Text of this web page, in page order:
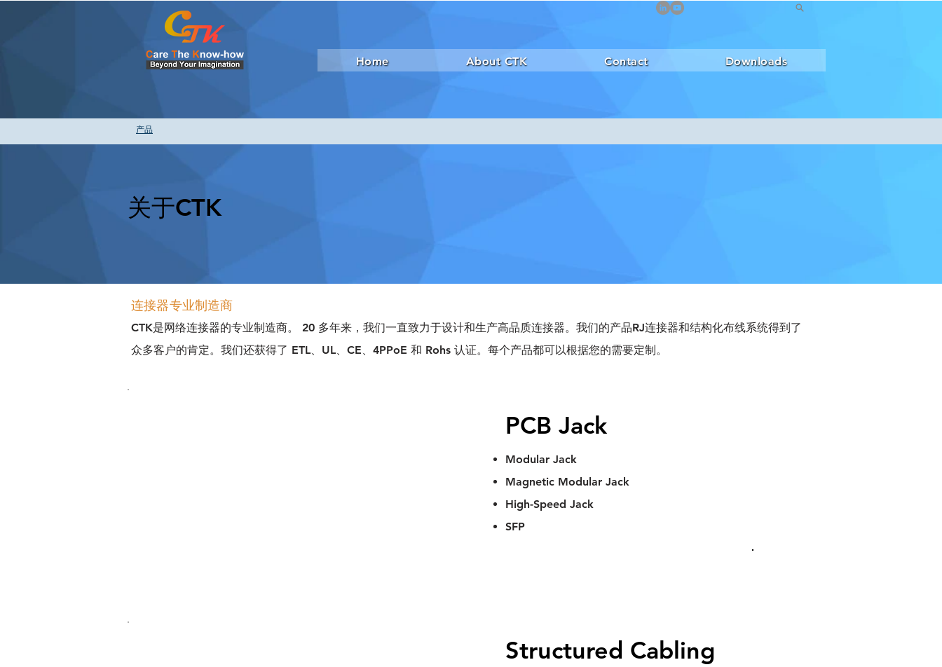
Home About CTK Contact Downloads
产品
关于CTK
连接器专业制造商
CTK是网络连接器的专业制造商。 20 多年来，我们一直致力于设计和生产高品质连接器。我们的产品RJ连接器和结构化布线系统得到了
众多客户的肯定。我们还获得了 ETL、UL、CE、4PPoE 和 Rohs 认证。每个产品都可以根据您的需要定制。
PCB Jack
Modular Jack
Magnetic Modular Jack
High-Speed Jack
SFP
Structured Cabling